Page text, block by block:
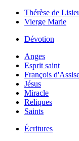
Thérèse de
Vierge Marie
Dévotion
Anges
Esprit saint
François
Jésus
Miracle
Reliques
Saints
Écritures